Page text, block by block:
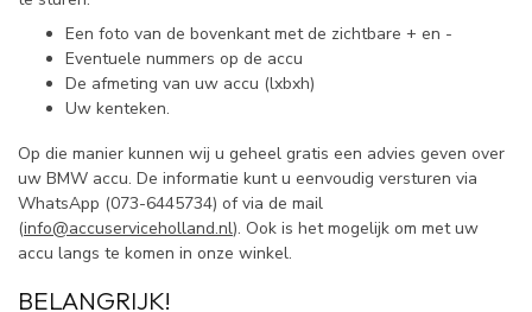
Een foto van de bovenkant met de zichtbare + en -
Eventuele nummers op de accu
De afmeting van uw accu (lxbxh)
Uw kenteken.
Op die manier kunnen wij u geheel gratis een advies geven over
uw BMW accu. De informatie kunt u eenvoudig versturen via
WhatsApp (073-6445734) of via de mail
(info@accuserviceholland.nl). Ook is het mogelijk om met uw
accu langs te komen in onze winkel.
BELANGRIJK!